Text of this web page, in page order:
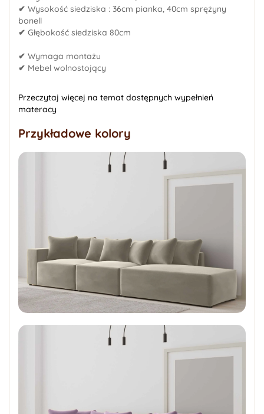
✔ Wysokość siedziska : 36cm pianka, 40cm sprężyny
bonell
✔ Głębokość siedziska 80cm
✔ Wymaga montażu
✔ Mebel wolnostojący
Przeczytaj więcej na temat dostępnych wypełnień
materacy
Przykładowe kolory